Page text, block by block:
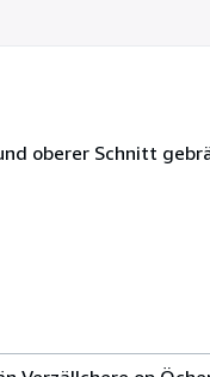
oberer Schnitt